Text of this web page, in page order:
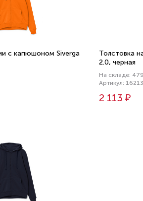
с капюшоном Siverga
Толстовка
2.0, черная
На складе:
Артикул:
2 113 ₽